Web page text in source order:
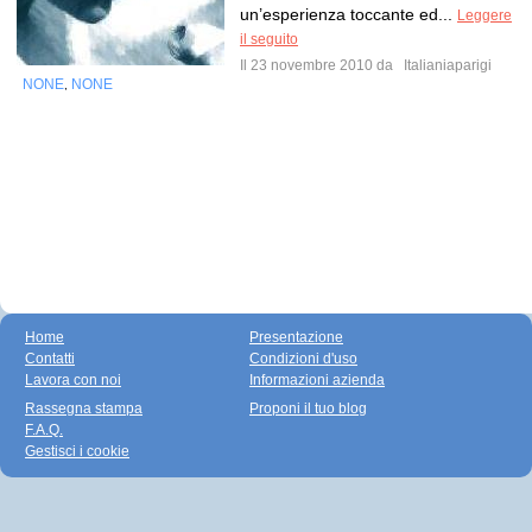
un’esperienza toccante ed...
Leggere
il seguito
Il 23 novembre 2010 da
Italianiaparigi
NONE NONE
Home
Contatti
Lavora con noi
Presentazione
Condizioni d'uso
Informazioni azienda
Rassegna stampa
F.A.Q.
Gestisci i cookie
Proponi il tuo blog